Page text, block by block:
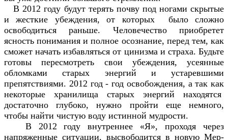
В 2012 году будут терять почву под ногами скрытые
и жесткие убеждения, от которых было сложно
освободиться раньше. Человечество приобретет
ясность понимания и полное осознание, перед тем, как
сможет начать избавляться от цинизма и страха. Будьте
готовы пересмотреть свои убеждения, усеянные
обломками старых энергий и устаревшими
препятствиями. 2012 год - год освобождения, а так как
некоторые хранилища старых энергий находятся
достаточно глубоко, нужно пройти еще немного,
чтобы найти чистую воду истинной мудрости.
В 2012 году внутреннее «Я», проходя через
напряженные ситуации, высвободится в новую Мер-